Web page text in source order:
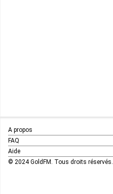
A propos
FAQ
Aide
© 2024 GoldFM. Tous droits réservés.